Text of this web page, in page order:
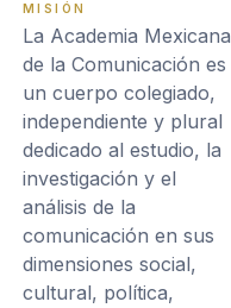
MISIÓN
La Academia Mexicana
de la Comunicación es
un cuerpo colegiado,
independiente y plural
dedicado al estudio, la
investigación y el
análisis de la
comunicación en sus
dimensiones social,
cultural, política,